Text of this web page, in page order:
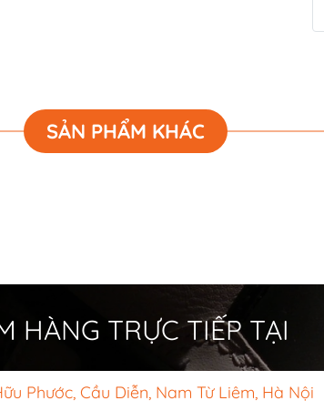
SẢN PHẨM KHÁC
HÀNG TRỰC TIẾP TẠI
Phước, Cầu Diễn, Nam Từ Liêm, Hà Nội